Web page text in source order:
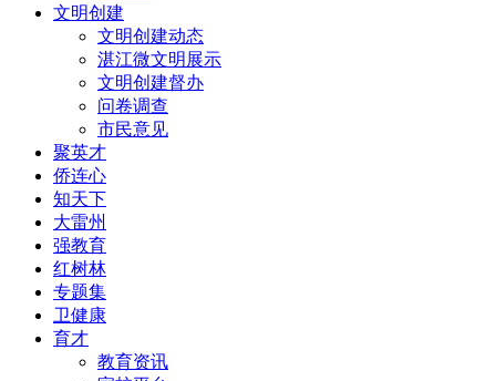
文明创建
文明创建动态
湛江微文明展示
文明创建督办
问卷调查
市民意见
聚英才
侨连心
知天下
大雷州
强教育
红树林
专题集
卫健康
育才
教育资讯